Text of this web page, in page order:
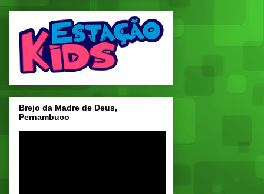
Brejo da Madre de Deus,
Pernambuco